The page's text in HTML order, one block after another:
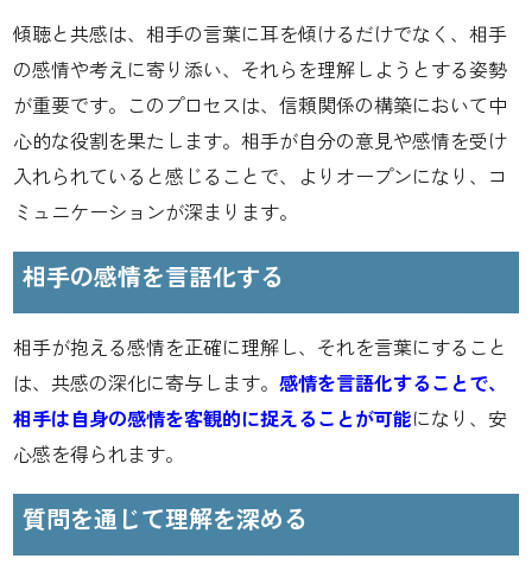
傾聴と共感は、相手の言葉に耳を傾けるだけでなく、相手
の感情や考えに寄り添い、それらを理解しようとする姿勢
が重要です。このプロセスは、信頼関係の構築において中
心的な役割を果たします。相手が自分の意見や感情を受け
入れられていると感じることで、よりオープンになり、コ
ミュニケーションが深まります。
相手の感情を言語化する
相手が抱える感情を正確に理解し、それを言葉にすること
は、共感の深化に寄与します。感情を言語化することで、
相手は自身の感情を客観的に捉えることが可能になり、安
心感を得られます。
質問を通じて理解を深める